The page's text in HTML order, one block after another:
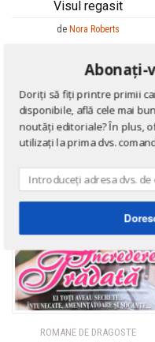
Visul regasit
de Nora Roberts
ROMANE DE DRAGOSTE
Abonați-
Doriți să fiți printre primii
disponibile, află cele mai
noutăți editoriale? În plus,
utilizați la prima dvs.